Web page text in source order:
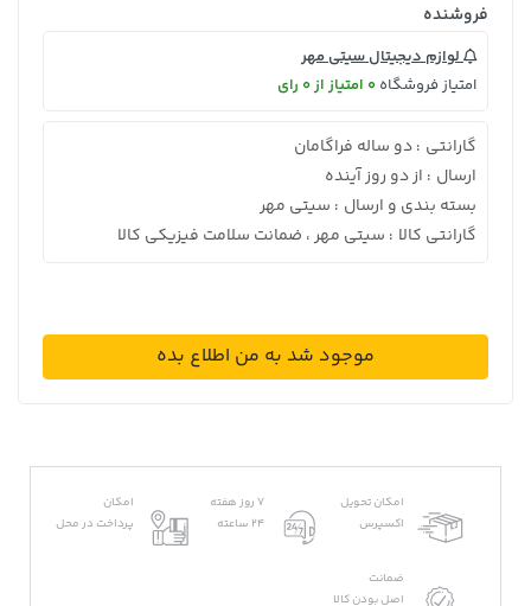
فروشنده
لوازم دیجیتال سیتی مهر
امتیاز فروشگاه 0 امتیاز از 0 رای
گارانتی : دو ساله فراگامان
ارسال : از دو روز آینده
بسته بندی و ارسال : سیتی مهر
گارانتی کالا : سیتی مهر ، ضمانت سلامت فیزیکی کالا
موجود شد به من اطلاع بده
امکان تحویل
اکسپرس
7 روز هفته
24 ساعته
امکان
پرداخت در محل
ضمانت
اصل بودن کالا